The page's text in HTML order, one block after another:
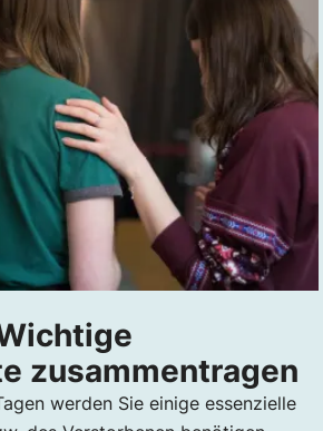
zusammentragen
werden Sie einige essenzielle